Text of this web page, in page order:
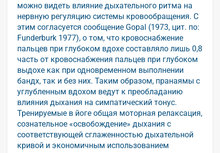
можно видеть влияние дыхательного ритма на
нервную регуляцию системы кровообращения. С
этим согласуется сообщение Gopal (1973, цит. по:
Funderburk 1977), о том, что кровоснабжение
пальцев при глубоком вдохе составляло лишь 0,8
часть от кровоснабжения пальцев при глубоком
выдохе как при одновременном выполнении
бандх, так и без них. Таким образом, пранаямы с
углубленным вдохом ведут к преобладанию
влияния дыхания на симпатический тонус.
Тренируемые в йоге общая моторная релаксация,
сознательное «освобождение» дыхания с
соответствующей сглаженностью дыхательной
кривой и экономичным использованием